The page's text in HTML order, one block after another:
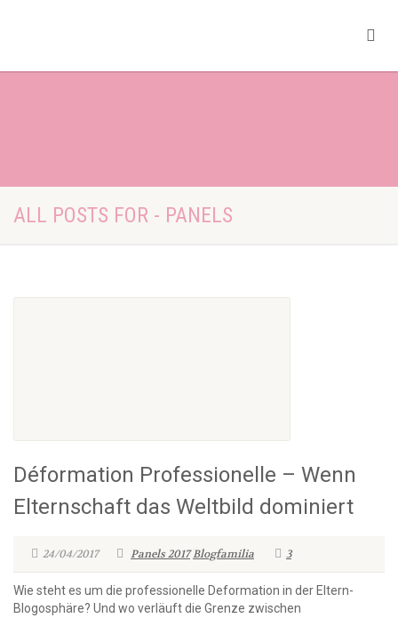
ALL POSTS FOR - PANELS
Déformation Professionelle – Wenn
Elternschaft das Weltbild dominiert
24/04/2017 Panels 2017Blogfamilia 3
Wie steht es um die professionelle Deformation in der Eltern-
Blogosphäre? Und wo verläuft die Grenze zwischen